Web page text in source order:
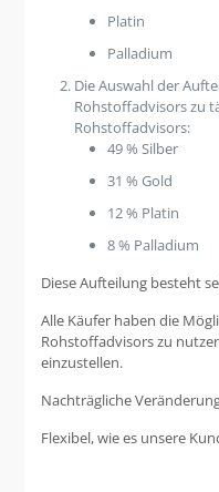
Platin
Palladium
Die Auswahl der
Rohstoffadvisors zu
Rohstoffadvisors:
49 % Silber
31 % Gold
12 % Platin
8 % Palladium
Diese Aufteilung besteht
Alle Käufer haben die
Rohstoffadvisors zu
einzustellen.
Nachträgliche
Flexibel, wie es unsere